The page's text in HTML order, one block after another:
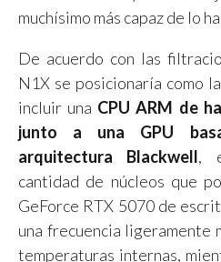
muchísimo más capaz de lo
De acuerdo con las
N1X se posicionaría como
incluir una CPU ARM de
junto a una GPU
arquitectura Blackwell,
cantidad de núcleos que
GeForce RTX 5070 de
una frecuencia ligeramente
temperaturas internas,